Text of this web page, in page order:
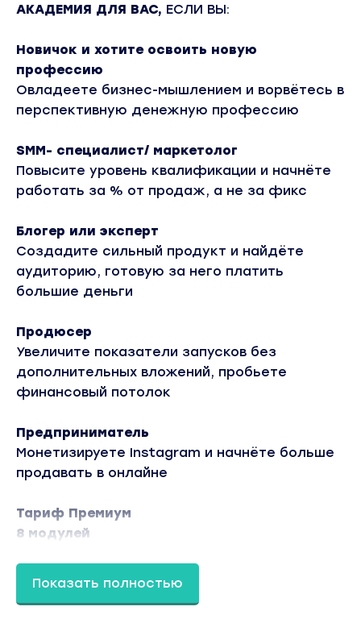
АКАДЕМИЯ ДЛЯ ВАС, ЕСЛИ ВЫ:
Новичок и хотите освоить новую
профессию
Овладеете бизнес-мышлением и ворвётесь в
перспективную денежную профессию
SMM- специалист/ маркетолог
Повысите уровень квалификации и начнёте
работать за % от продаж, а не за фикс
Блогер или эксперт
Создадите сильный продукт и найдёте
аудиторию, готовую за него платить
большие деньги
Продюсер
Увеличите показатели запусков без
дополнительных вложений, пробьете
финансовый потолок
Предприниматель
Монетизируете Instagram и начнёте больше
продавать в онлайне
Тариф Премиум
8 модулей
Показать полностью